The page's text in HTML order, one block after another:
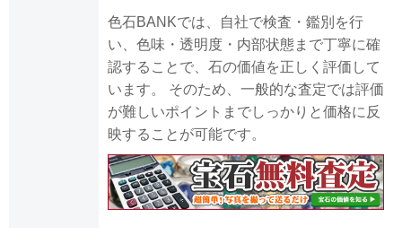
色石BANKでは、自社で検査・鑑別を行
い、色味・透明度・内部状態まで丁寧に確
認することで、石の価値を正しく評価して
います。 そのため、一般的な査定では評価
が難しいポイントまでしっかりと価格に反
映することが可能です。